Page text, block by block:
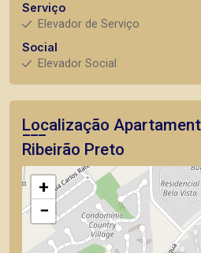
Serviço
Elevador de Serviço
Social
Elevador Social
Localização
Ribeirão Preto
+
−